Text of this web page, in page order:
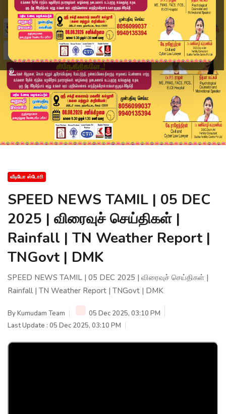
வீடியோ ஸ்டோரி
SPEED NEWS TAMIL | 05 DEC
2025 | விரைவுச் செய்திகள் |
Rainfall | TN Weather Report |
TNGovt | DMK
SPEED NEWS TAMIL | 05 DEC 2025 | விரைவுச் செய்திகள் |
Rainfall | TN Weather Report | TNGovt | DMK
ByKumudam Team
05 Dec 2025, 03:10 PM
Last Update : 05 Dec 2025, 03:10 PM